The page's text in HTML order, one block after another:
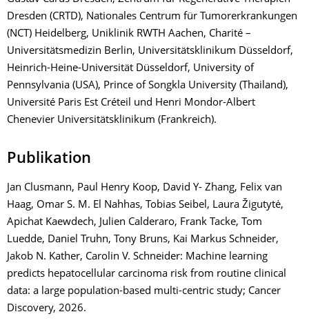
Dresden (CRTD), Nationales Centrum für Tumorerkrankungen
(NCT) Heidelberg, Uniklinik RWTH Aachen, Charité –
Universitätsmedizin Berlin, Universitätsklinikum Düsseldorf,
Heinrich-Heine-Universität Düsseldorf, University of
Pennsylvania (USA), Prince of Songkla University (Thailand),
Université Paris Est Créteil und Henri Mondor-Albert
Chenevier Universitätsklinikum (Frankreich).
Publikation
Jan Clusmann, Paul Henry Koop, David Y- Zhang, Felix van
Haag, Omar S. M. El Nahhas, Tobias Seibel, Laura Žigutytė,
Apichat Kaewdech, Julien Calderaro, Frank Tacke, Tom
Luedde, Daniel Truhn, Tony Bruns, Kai Markus Schneider,
Jakob N. Kather, Carolin V. Schneider: Machine learning
predicts hepatocellular carcinoma risk from routine clinical
data: a large population-based multi-centric study; Cancer
Discovery, 2026.